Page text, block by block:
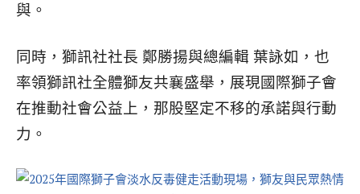
與。
同時，獅訊社社長 鄭勝揚與總編輯 葉詠如，也
率領獅訊社全體獅友共襄盛舉，展現國際獅子會
在推動社會公益上，那股堅定不移的承諾與行動
力。